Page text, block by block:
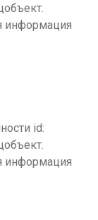
информация
id:
информация